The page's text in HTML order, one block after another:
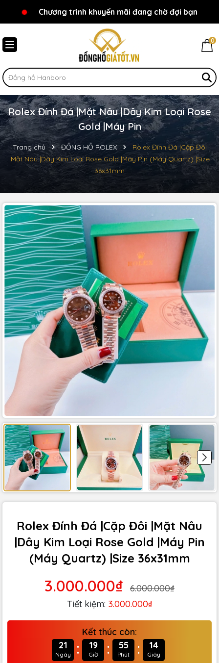
Chào mừng bạn đến với Đồnghồgiátốt.vn!
Chương trình khuyến mãi đang chờ đợi bạn
0
Rolex Đính Đá |Mặt Nâu |Dây Kim Loại Rose
Gold |Máy Pin
Trang chủ ĐỒNG HỒ ROLEX
Rolex Đính Đá |Cặp Đôi
|Mặt Nâu |Dây Kim Loại Rose Gold |Máy Pin (Máy Quartz) |Size
36x31mm
Rolex Đính Đá |Cặp Đôi |Mặt Nâu
|Dây Kim Loại Rose Gold |Máy Pin
(Máy Quartz) |Size 36x31mm
3.000.000₫
6.000.000₫
Tiết kiệm: 3.000.000₫
Kết thúc còn:
21
Ngày : 19
Giờ : 55
Phút : 13
Giây